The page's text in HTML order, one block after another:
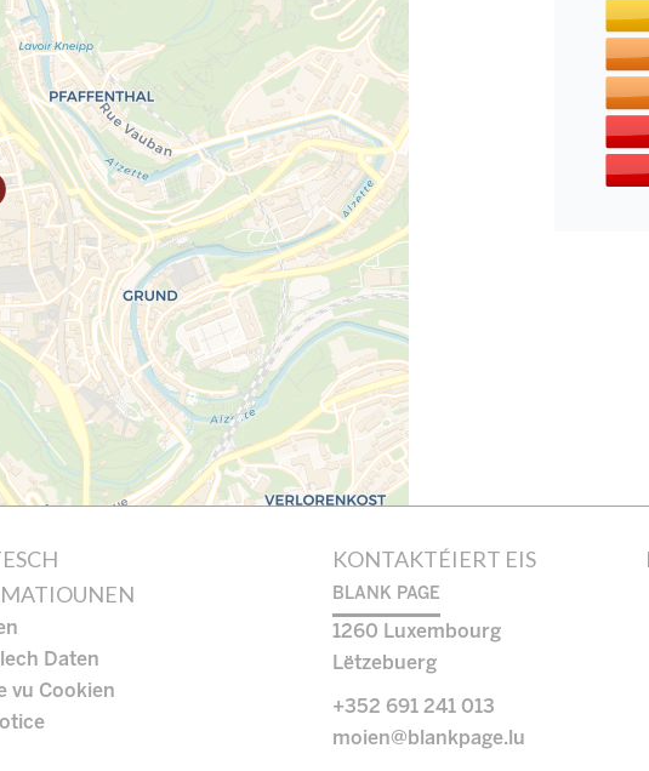
Daten
vu Cookien
KONTAKTÉIERT EIS
BLANK PAGE
1260 Luxembourg
Lëtzebuerg
+352 691 241 013
moien@blankpage.lu